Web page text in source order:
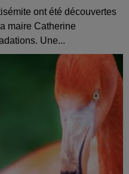
ont été découvertes
maire Catherine
Une...